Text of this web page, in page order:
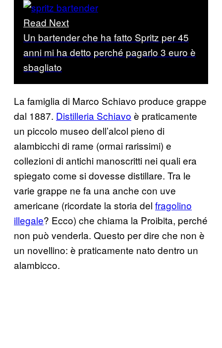
Read Next
Un bartender che ha fatto Spritz per 45
anni mi ha detto perché pagarlo 3 euro è
sbagliato
La famiglia di Marco Schiavo produce grappe
dal 1887. Distilleria Schiavo è praticamente
un piccolo museo dell’alcol pieno di
alambicchi di rame (ormai rarissimi) e
collezioni di antichi manoscritti nei quali era
spiegato come si dovesse distillare. Tra le
varie grappe ne fa una anche con uve
americane (ricordate la storia del fragolino
illegale? Ecco) che chiama la Proibita, perché
non può venderla. Questo per dire che non è
un novellino: è praticamente nato dentro un
alambicco.